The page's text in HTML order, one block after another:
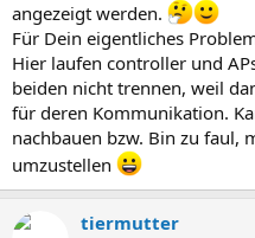
angezeigt werden.
Für Dein eigentliches
Hier laufen controller und
beiden nicht trennen, weil
für deren Kommunikation.
nachbauen bzw. Bin zu faul,
umzustellen
tiermutter